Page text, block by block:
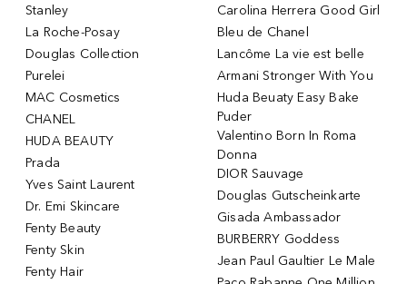
Stanley
La Roche-Posay
Douglas Collection
Purelei
MAC Cosmetics
CHANEL
HUDA BEAUTY
Prada
Yves Saint Laurent
Dr. Emi Skincare
Fenty Beauty
Fenty Skin
Fenty Hair
Carolina Herrera Good Girl
Bleu de Chanel
Lancôme La vie est belle
Armani Stronger With You
Huda Beuaty Easy Bake
Puder
Valentino Born In Roma
Donna
DIOR Sauvage
Douglas Gutscheinkarte
Gisada Ambassador
BURBERRY Goddess
Jean Paul Gaultier Le Male